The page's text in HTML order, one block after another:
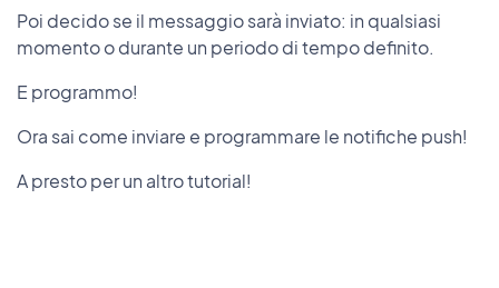
Poi decido se il messaggio sarà inviato: in qualsiasi
momento o durante un periodo di tempo definito.
E programmo!
Ora sai come inviare e programmare le notifiche push!
A presto per un altro tutorial!